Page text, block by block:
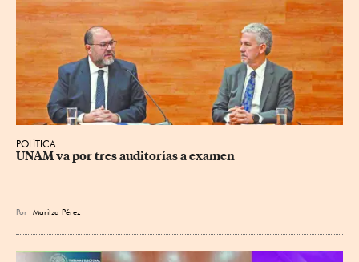
POLÍTICA
UNAM va por tres auditorías a examen
Por Maritza Pérez